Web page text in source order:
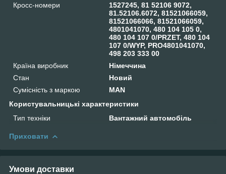
Кросс-номери
1527245, 81 52106 9072,
81.52106.6072, 81521066059,
81521066066, 81521066059,
4801041070, 480 104 105 0,
480 104 107 0/PRZET, 480 104
107 0/WYP, PRO4801041070,
498 203 333 00
Країна виробник
Німеччина
Стан
Новий
Сумісність з маркою
MAN
Користувальницькі характеристики
Тип техніки
Вантажний автомобіль
Приховати
Умови доставки